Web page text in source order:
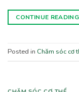
CONTINUE READING
Posted in Chăm sóc cơ